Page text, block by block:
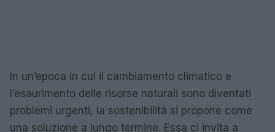
In un’epoca in cui il cambiamento climatico e
l’esaurimento delle risorse naturali sono diventati
problemi urgenti, la sostenibilità si propone come
una soluzione a lungo termine. Essa ci invita a